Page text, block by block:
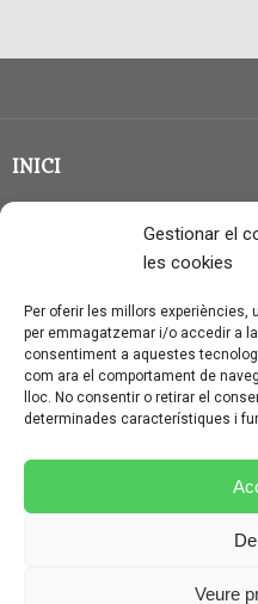
Gestionar el
les cookies
Per oferir les millors
per emmagatzemar i/o accedir a
consentiment a aquestes
com ara el comportament de
lloc. No consentir o retirar el
determinades característiques i
Veure
INICI
CLASSE EN GRUP
QUI SOC?
CONTACTE
AVÍS LEGAL I PROTECCIÓ
POLÍTICA DE COOKIES (UE)
CONDICIONS
POLÍTICA DE PRIVACITAT